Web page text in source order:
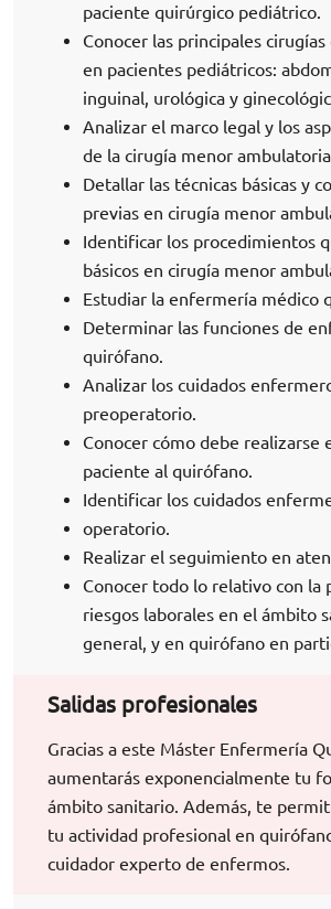
paciente quirúrgico pediátrico.
Conocer las principales
en pacientes pediátricos:
inguinal, urológica y
Analizar el marco legal y los
de la cirugía menor ambulatoria.
Detallar las técnicas básicas y
previas en cirugía menor
Identificar los procedimientos
básicos en cirugía menor
Estudiar la enfermería médico
Determinar las funciones de
quirófano.
Analizar los cuidados
preoperatorio.
Conocer cómo debe realizarse
paciente al quirófano.
Identificar los cuidados
operatorio.
Realizar el seguimiento en
Conocer todo lo relativo con la
riesgos laborales en el ámbito
general, y en quirófano en
Salidas profesionales
Gracias a este Máster Enfermería
aumentarás exponencialmente tu
ámbito sanitario. Además, te
tu actividad profesional en
cuidador experto de enfermos.